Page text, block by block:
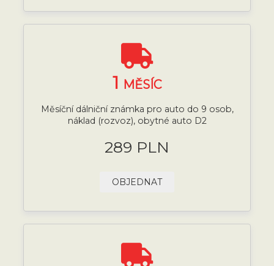
1 MĚSÍC
Měsíční dálniční známka pro auto do 9 osob,
náklad (rozvoz), obytné auto D2
289 PLN
OBJEDNAT